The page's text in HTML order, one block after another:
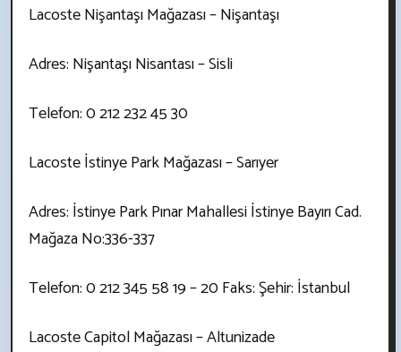
Lacoste Nişantaşı Mağazası – Nişantaşı
Adres: Nişantaşı Nisantası – Sisli
Telefon: 0 212 232 45 30
Lacoste İstinye Park Mağazası – Sarıyer
Adres: İstinye Park Pınar Mahallesi İstinye Bayırı Cad.
Mağaza No:336-337
Telefon: 0 212 345 58 19 – 20 Faks: Şehir: İstanbul
Lacoste Capitol Mağazası – Altunizade